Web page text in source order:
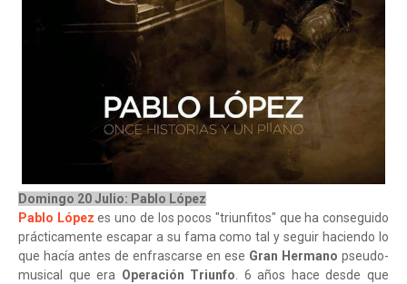
Domingo 20 Julio: Pablo López
Pablo López es uno de los pocos "triunfitos" que ha conseguido
prácticamente escapar a su fama como tal y seguir haciendo lo
que hacía antes de enfrascarse en ese Gran Hermano pseudo-
musical que era Operación Triunfo. 6 años hace desde que